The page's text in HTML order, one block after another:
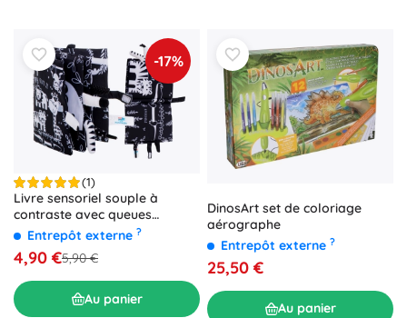
-17%
(1)
Livre sensoriel souple à
contraste avec queues
d’animaux safari
Entrepôt externe ?
4,90 €5,90 €
Au panier
DinosArt set de coloriage
aérographe
Entrepôt externe ?
25,50 €
Au panier